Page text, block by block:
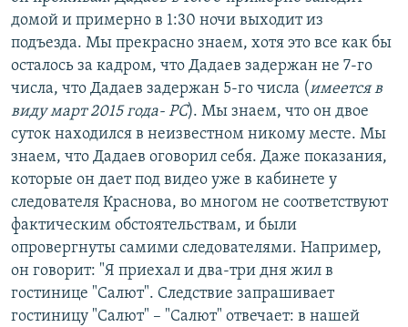
домой и примерно в 1:30 ночи выходит из
подъезда. Мы прекрасно знаем, хотя это все как бы
осталось за кадром, что Дадаев задержан не 7-го
числа, что Дадаев задержан 5-го числа (имеется в
виду март 2015 года- РС). Мы знаем, что он двое
суток находился в неизвестном никому месте. Мы
знаем, что Дадаев оговорил себя. Даже показания,
которые он дает под видео уже в кабинете у
следователя Краснова, во многом не соответствуют
фактическим обстоятельствам, и были
опровергнуты самими следователями. Например,
он говорит: "Я приехал и два-три дня жил в
гостинице "Салют". Следствие запрашивает
гостиницу "Салют" – "Салют" отвечает: в нашей